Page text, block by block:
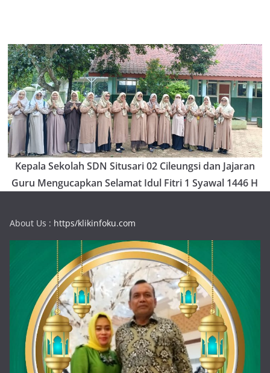
Kepala Sekolah SDN Situsari 02 Cileungsi dan Jajaran
Guru Mengucapkan Selamat Idul Fitri 1 Syawal 1446 H
About Us : https/klikinfoku.com